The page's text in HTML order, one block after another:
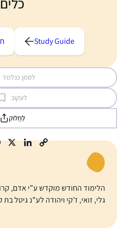
Study Guide
לסמן כנלמד
לעקוב
לַחֲלוֹק
הלימוד החודש מוקדש ע”י אדם,
גלי, זואי, ז’קי ויהודה לע”נ גיטל בת